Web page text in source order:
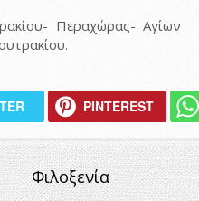
Περαχώρας- Αγίων
PINTEREST
Φιλοξενία